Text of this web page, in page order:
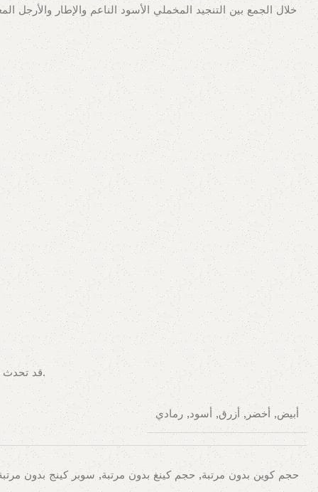
خلال الجمع بين التنجيد المخملي الأسود الناعم والإطار
قد تحدث اختلافات في الألوان بسبب مجموعات الألوان المعروضة على الشاشة/الشاشة. لتأكيد المنتج، يمكنك زيارة متجرنا أو تصفح الكتالوج الخاص بنا.
أبيض, أخضر, أزرق, أسود, رمادي
حجم كوين بدون مرتبة, حجم كينغ بدون مرتبة, سوبر كينج بدون